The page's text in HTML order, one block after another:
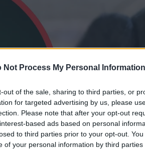
Not Process My Personal Information
out of the sale, sharing to third parties, or
for targeted advertising by us, please
Please note that after your opt-out
based ads based on personal
to third parties prior to your opt-out.
of your personal information by third parties